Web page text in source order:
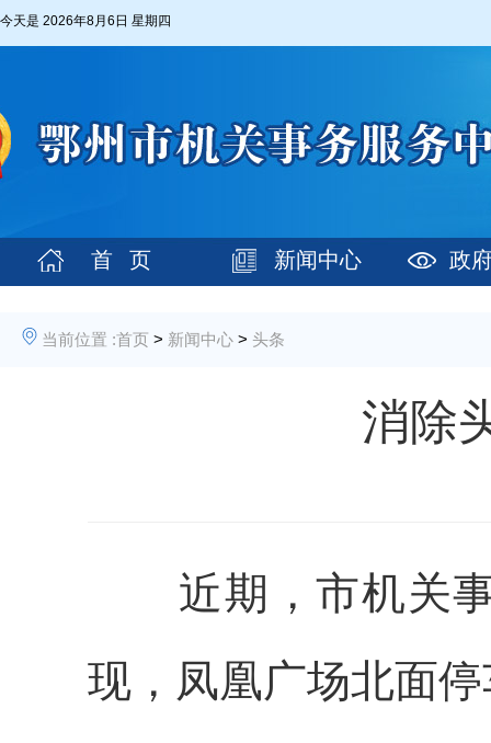
今天是 2026年8月6日 星期四
首 页 新闻中心 政
当前位置 :首页 > 新闻中心 > 头条
消除
近期，市机关事
现，凤凰广场北面